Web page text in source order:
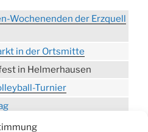
Wochenenden der Erzquell
in der Ortsmitte
in Helmerhausen
Turnier
in Hengstenberg